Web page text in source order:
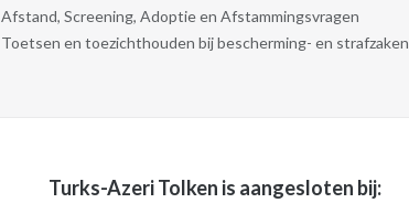
Afstand, Screening, Adoptie en Afstammingsvragen
Toetsen en toezichthouden bij bescherming- en strafzaken
Turks-Azeri Tolken is aangesloten bij: